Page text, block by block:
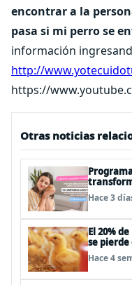
encontrar a la
pasa si mi perro se
información
http://
https://
Otras noticias
Hace 3
El 20%
se
se
Hace 4